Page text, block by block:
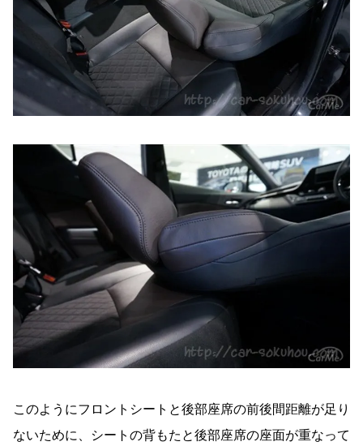
このようにフロントシートと後部座席の前後間距離が足り
ないために、シートの背もたと後部座席の座面が重なって